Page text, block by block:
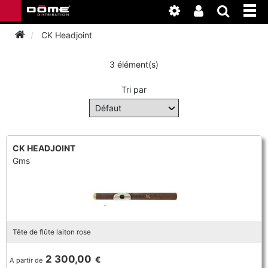
INSTRUMENTS
BAGAGERIE
BASSON
ANCHE CLARINETTE
ANCHE SAXOPHONE
ANCHE DOUBLE
CLARINETTE
ATELIER
CLARINETTE
CK Headjoint
3 élément(s)
Tri par
CK HEADJOINT
Gms
Tête de flûte laiton rose
A partir de 2 300,00 €